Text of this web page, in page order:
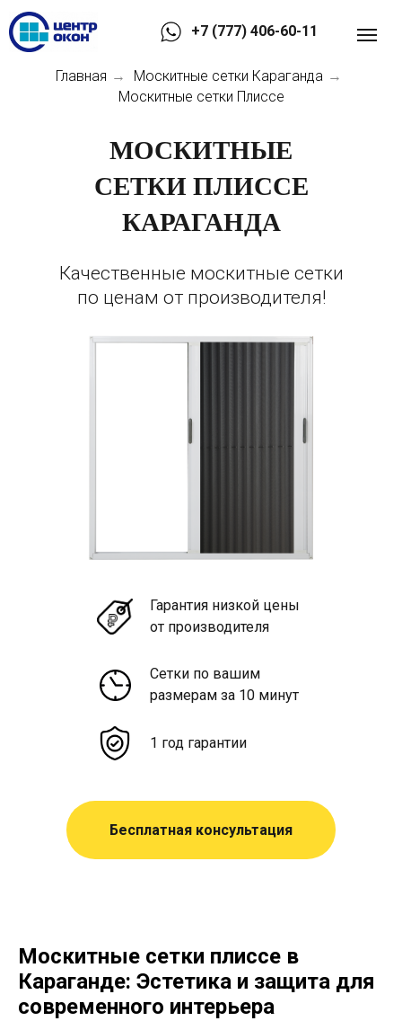
+7 (777) 406-60-11
Главная → Москитные сетки Караганда →
Москитные сетки Плиссе
МОСКИТНЫЕ
СЕТКИ ПЛИССЕ
КАРАГАНДА
Гарантия низкой цены
от производителя
Сетки по вашим
размерам за 10 минут
1 год гарантии
Бесплатная консультация
Качественные москитные сетки
по ценам от производителя!
Москитные сетки плиссе в
Караганде: Эстетика и защита для
современного интерьера